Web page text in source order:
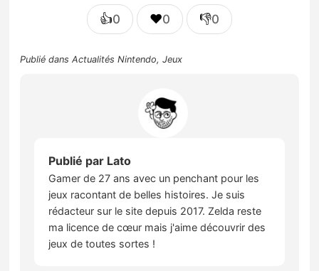
👍0 ❤️0 👎0
Publié dansActualités Nintendo,Jeux
Publié par Lato
Gamer de 27 ans avec un penchant pour les
jeux racontant de belles histoires. Je suis
rédacteur sur le site depuis 2017. Zelda reste
ma licence de cœur mais j'aime découvrir des
jeux de toutes sortes !